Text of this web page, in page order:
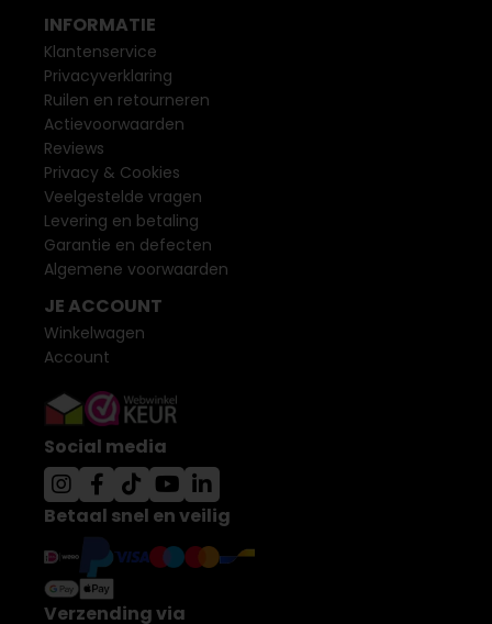
INFORMATIE
Klantenservice
Privacyverklaring
Ruilen en retourneren
Actievoorwaarden
Reviews
Privacy & Cookies
Veelgestelde vragen
Levering en betaling
Garantie en defecten
Algemene voorwaarden
JE ACCOUNT
Winkelwagen
Account
Social media
Betaal snel en veilig
Verzending via